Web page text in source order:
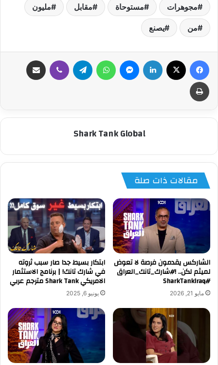
مجوهرات مستوحاة مقابل مليون
من يصنع
فيسبوك لينكدإن ماسنجر واتساب تيلقرام ڤايبر
طباعة
Shark Tank Global
مقالات ذات صلة
الشاركس يقدمون فرصة لا تعوض
لميثم لكن.. !#شارك_تانك_العراق
#SharkTankIraq
مايو 21, 2026
ابتكار بسيط جدا صار سبب ثروته
في شارك تانك! | برنامج الاستثمار
الامريكي Shark Tank مترجم عربي
يونيو 6, 2025